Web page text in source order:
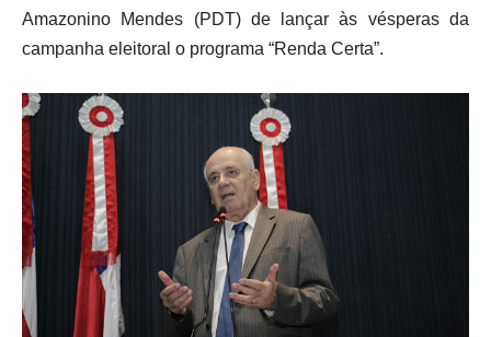
Amazonino Mendes (PDT) de lançar às vésperas da
campanha eleitoral o programa “Renda Certa”.